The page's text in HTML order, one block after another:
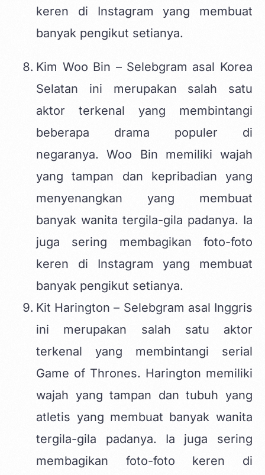
keren di Instagram yang membuat
banyak pengikut setianya.
Kim Woo Bin – Selebgram asal Korea
Selatan ini merupakan salah satu
aktor terkenal yang membintangi
beberapa drama populer di
negaranya. Woo Bin memiliki wajah
yang tampan dan kepribadian yang
menyenangkan yang membuat
banyak wanita tergila-gila padanya. Ia
juga sering membagikan foto-foto
keren di Instagram yang membuat
banyak pengikut setianya.
Kit Harington – Selebgram asal Inggris
ini merupakan salah satu aktor
terkenal yang membintangi serial
Game of Thrones. Harington memiliki
wajah yang tampan dan tubuh yang
atletis yang membuat banyak wanita
tergila-gila padanya. Ia juga sering
membagikan foto-foto keren di